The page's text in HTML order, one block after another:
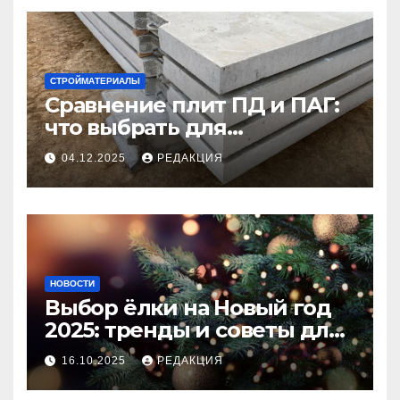
СТРОЙМАТЕРИАЛЫ
Сравнение плит ПД и ПАГ:
что выбрать для
долговечного и прочного
покрытия
04.12.2025 РЕДАКЦИЯ
НОВОСТИ
Выбор ёлки на Новый год
2025: тренды и советы для
идеального праздника
16.10.2025 РЕДАКЦИЯ